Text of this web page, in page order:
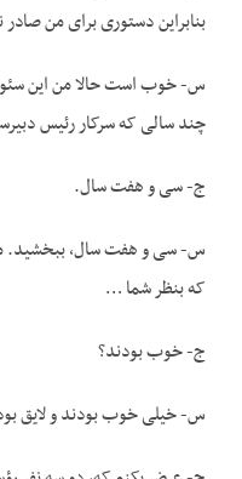
بنابراین دستوری برای من
س- خوب است حالا من این
چند سالی که سرکار رئیس
ج- سی و هفت سال.
س- سی و هفت سال، ببخشید.
که بنظر شما …
ج- خوب بودند؟
س- خیلی خوب بودند و لایق